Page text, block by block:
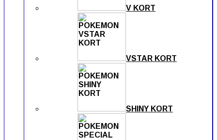
V KORT
VSTAR KORT
SHINY KORT